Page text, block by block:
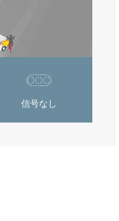
信号なし